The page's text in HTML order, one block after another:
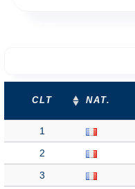
CLT NAT.
1
2
3